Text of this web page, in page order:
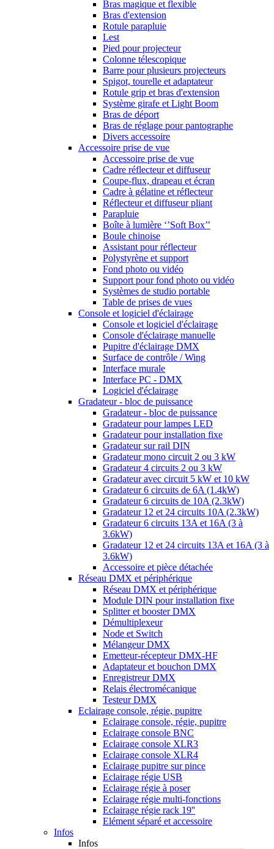
Bras magique et flexible
Bras d'extension
Rotule parapluie
Lest
Pied pour projecteur
Colonne télescopique
Barre pour plusieurs projecteurs
Spigot, tourelle et adaptateur
Rotule grip et bras d'extension
Système girafe et Light Boom
Bras de déport
Bras de réglage pour pantographe
Divers accessoire
Accessoire prise de vue
Accessoire prise de vue
Cadre réflecteur et diffuseur
Coupe-flux, drapeau et écran
Cadre à gélatine et réflecteur
Réflecteur et diffuseur pliant
Parapluie
Boîte à lumière ‘’Soft Box’’
Boule chinoise
Assistant pour réflecteur
Polystyrène et support
Fond photo ou vidéo
Support pour fond photo ou vidéo
Systèmes de studio portable
Table de prises de vues
Console et logiciel d'éclairage
Console et logiciel d'éclairage
Console d'éclairage manuelle
Pupitre d'éclairage DMX
Surface de contrôle / Wing
Interface murale
Interface PC - DMX
Logiciel d'éclairage
Gradateur - bloc de puissance
Gradateur - bloc de puissance
Gradateur pour lampes LED
Gradateur pour installation fixe
Gradateur sur rail DIN
Gradateur mono circuit 2 ou 3 kW
Gradateur 4 circuits 2 ou 3 kW
Gradateur avec circuit 5 kW et 10 kW
Gradateur 6 circuits de 6A (1.4kW)
Gradateur 6 circuits de 10A (2.3kW)
Gradateur 12 et 24 circuits 10A (2.3kW)
Gradateur 6 circuits 13A et 16A (3 à
3.6kW)
Gradateur 12 et 24 circuits 13A et 16A (3 à
3.6kW)
Accessoire et pièce détachée
Réseau DMX et périphérique
Réseau DMX et périphérique
Module DIN pour installation fixe
Splitter et booster DMX
Démultiplexeur
Node et Switch
Mélangeur DMX
Emetteur-récepteur DMX-HF
Adaptateur et bouchon DMX
Enregistreur DMX
Relais électromécanique
Testeur DMX
Eclairage console, régie, pupitre
Eclairage console, régie, pupitre
Eclairage console BNC
Eclairage console XLR3
Eclairage console XLR4
Eclairage pupitre sur pince
Eclairage régie USB
Eclairage régie à poser
Eclairage régie multi-fonctions
Eclairage régie rack 19''
Elément séparé et accessoire
Infos
Infos